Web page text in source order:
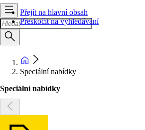
Přejít na hlavní obsah
Přeskočit na vyhledávání
Speciální nabídky
Speciální nabídky